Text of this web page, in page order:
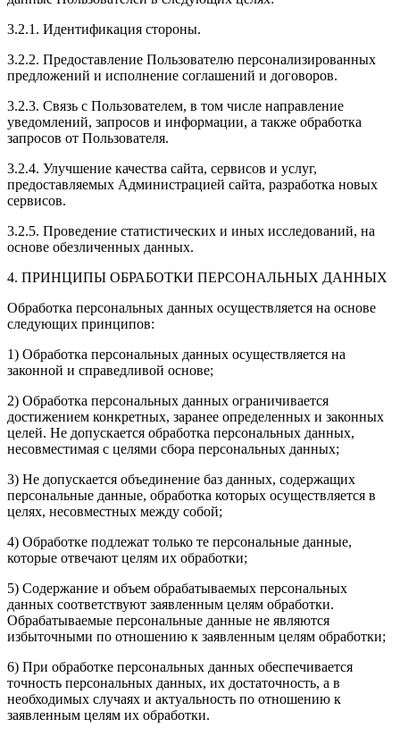
3.2.1. Идентификация стороны.
3.2.2. Предоставление Пользователю персонализированных
предложений и исполнение соглашений и договоров.
3.2.3. Связь с Пользователем, в том числе направление
уведомлений, запросов и информации, а также обработка
запросов от Пользователя.
3.2.4. Улучшение качества сайта, сервисов и услуг,
предоставляемых Администрацией сайта, разработка новых
сервисов.
3.2.5. Проведение статистических и иных исследований, на
основе обезличенных данных.
4. ПРИНЦИПЫ ОБРАБОТКИ ПЕРСОНАЛЬНЫХ ДАННЫХ
Обработка персональных данных осуществляется на основе
следующих принципов:
1) Обработка персональных данных осуществляется на
законной и справедливой основе;
2) Обработка персональных данных ограничивается
достижением конкретных, заранее определенных и законных
целей. Не допускается обработка персональных данных,
несовместимая с целями сбора персональных данных;
3) Не допускается объединение баз данных, содержащих
персональные данные, обработка которых осуществляется в
целях, несовместных между собой;
4) Обработке подлежат только те персональные данные,
которые отвечают целям их обработки;
5) Содержание и объем обрабатываемых персональных
данных соответствуют заявленным целям обработки.
Обрабатываемые персональные данные не являются
избыточными по отношению к заявленным целям обработки;
6) При обработке персональных данных обеспечивается
точность персональных данных, их достаточность, а в
необходимых случаях и актуальность по отношению к
заявленным целям их обработки.